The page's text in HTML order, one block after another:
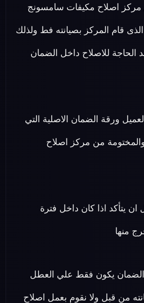
مركز اصلاح مكيفات سامسونج
قام المركز بصيانته فط ولذلك
الحاجة للاصلاح داخل الضمان
ورقة الضمان الاصلية التي
والمختومة من مركز اصلاح
يتأكد اذا كان داخل فترة
منها
يكون فقط علي العطل
من قبل ولا نقوم بعمل اصلاح